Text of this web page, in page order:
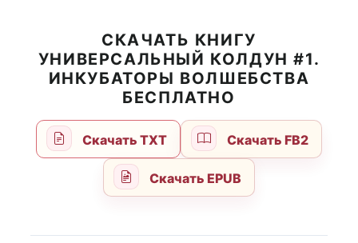
СКАЧАТЬ КНИГУ
УНИВЕРСАЛЬНЫЙ КОЛДУН #1.
ИНКУБАТОРЫ ВОЛШЕБСТВА
БЕСПЛАТНО
Скачать TXT Скачать FB2
Скачать EPUB